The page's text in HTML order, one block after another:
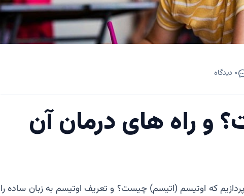
۰ دیدگاه
و راه های درمان آن
که اوتیسم (اتیسم) چیست؟ و تعریف اوتیسم به زبان ساده را